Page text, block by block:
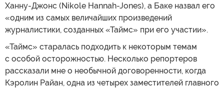
Ханну-Джонс (Nikole Hannah-Jones), а Баке назвал его
«одним из самых величайших произведений
журналистики, созданных «Таймс» при его участии».
«Таймс» старалась подходить к некоторым темам
с особой осторожностью. Несколько репортеров
рассказали мне о необычной договоренности, когда
Кэролин Райан, одна из четырех заместителей главного